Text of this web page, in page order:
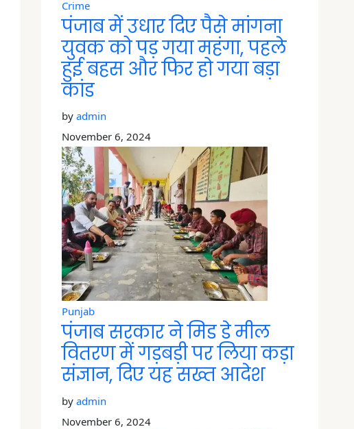
Crime
पंजाब में उधार दिए पैसे मांगना
युवक को पड़ गया महंगा, पहले
हुई बहस और फिर हो गया बड़ा
कांड
by admin
November 6, 2024
Punjab
पंजाब सरकार ने मिड डे मील
वितरण में गड़बड़ी पर लिया कड़ा
संज्ञान, दिए यह सख्त आदेश
by admin
November 6, 2024